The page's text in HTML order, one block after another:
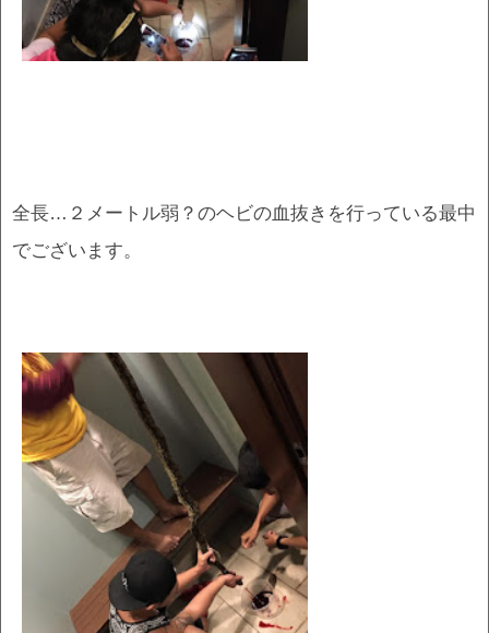
全長…２メートル弱？のヘビの血抜きを行っている最中
でございます。